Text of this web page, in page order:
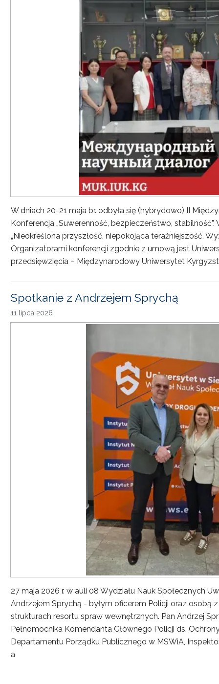
W dniach 20-21 maja br. odbyła się (hybrydowo) II
Konferencja „Suwerenność, bezpieczeństwo,
„Nieokreślona przyszłość, niepokojąca teraźniejszość.
Organizatorami konferencji zgodnie z umową jest
przedsięwzięcia – Międzynarodowy Uniwersytet
Spotkanie z Andrzejem Sprychą
11 lipca 2026
27 maja 2026 r. w auli 08 Wydziału Nauk Społecznych
Andrzejem Sprychą - byłym oficerem Policji oraz osobą
strukturach resortu spraw wewnętrznych. Pan Andrzej
Pełnomocnika Komendanta Głównego Policji ds.
Departamentu Porządku Publicznego w MSWiA,
a